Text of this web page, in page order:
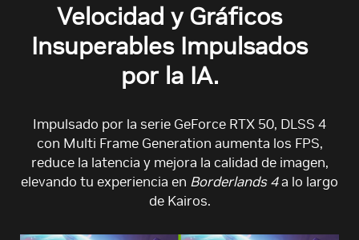
Velocidad y Gráficos
Insuperables Impulsados
por la IA.
Impulsado por la serie GeForce RTX 50, DLSS 4
con Multi Frame Generation aumenta los FPS,
reduce la latencia y mejora la calidad de imagen,
elevando tu experiencia en Borderlands 4a lo largo
de Kairos.